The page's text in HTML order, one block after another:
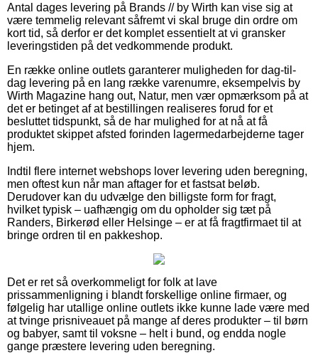
Antal dages levering på Brands // by Wirth kan vise sig at
være temmelig relevant såfremt vi skal bruge din ordre om
kort tid, så derfor er det komplet essentielt at vi gransker
leveringstiden på det vedkommende produkt.
En række online outlets garanterer muligheden for dag-til-
dag levering på en lang række varenumre, eksempelvis by
Wirth Magazine hang out, Natur, men vær opmærksom på at
det er betinget af at bestillingen realiseres forud for et
besluttet tidspunkt, så de har mulighed for at nå at få
produktet skippet afsted forinden lagermedarbejderne tager
hjem.
Indtil flere internet webshops lover levering uden beregning,
men oftest kun når man aftager for et fastsat beløb.
Derudover kan du udvælge den billigste form for fragt,
hvilket typisk – uafhængig om du opholder sig tæt på
Randers, Birkerød eller Helsinge – er at få fragtfirmaet til at
bringe ordren til en pakkeshop.
Det er ret så overkommeligt for folk at lave
prissammenligning i blandt forskellige online firmaer, og
følgelig har utallige online outlets ikke kunne lade være med
at tvinge prisniveauet på mange af deres produkter – til børn
og babyer, samt til voksne – helt i bund, og endda nogle
gange præstere levering uden beregning.